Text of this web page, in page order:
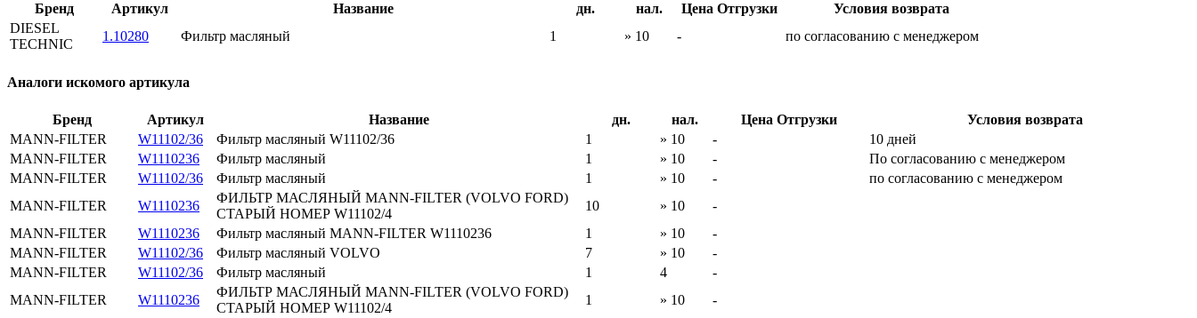
Бренд Артикул Название дн. нал. Цена Отгрузки
Условия возврата
DIESEL
TECHNIC
1.10280 Фильтр масляный 1 » 10 - по согласованию с менеджером
Аналоги искомого артикула
Бренд Артикул Название дн. нал. Цена Отгрузки
Условия возврата
MANN-FILTER
W11102/36 Фильтр масляный W11102/36 1 » 10 -
10 дней
MANN-FILTER
W1110236 Фильтр масляный 1 » 10 -
По согласованию с менеджером
MANN-FILTER
W11102/36 Фильтр масляный 1 » 10 -
по согласованию с менеджером
MANN-FILTER
W1110236
ФИЛЬТР МАСЛЯНЫЙ MANN-FILTER (VOLVO FORD)
СТАРЫЙ НОМЕР W11102/4
10 » 10
-
MANN-FILTER
W1110236 Фильтр масляный MANN-FILTER W1110236 1 » 10
-
MANN-FILTER
W11102/36 Фильтр масляный VOLVO 7 » 10
-
MANN-FILTER
W11102/36 Фильтр масляный 1 4
-
MANN-FILTER
W1110236
ФИЛЬТР МАСЛЯНЫЙ MANN-FILTER (VOLVO FORD)
СТАРЫЙ НОМЕР W11102/4
1 » 10
-